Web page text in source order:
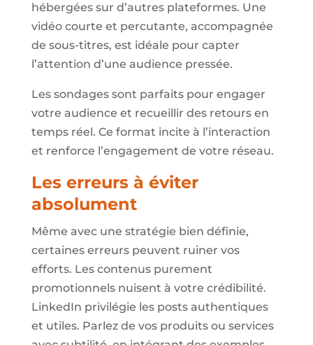
hébergées sur d’autres plateformes. Une
vidéo courte et percutante, accompagnée
de sous-titres, est idéale pour capter
l’attention d’une audience pressée.
Les sondages sont parfaits pour engager
votre audience et recueillir des retours en
temps réel. Ce format incite à l’interaction
et renforce l’engagement de votre réseau.
Les erreurs à éviter
absolument
Même avec une stratégie bien définie,
certaines erreurs peuvent ruiner vos
efforts. Les contenus purement
promotionnels nuisent à votre crédibilité.
LinkedIn privilégie les posts authentiques
et utiles. Parlez de vos produits ou services